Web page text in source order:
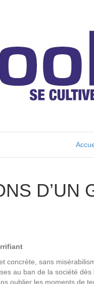
D’UN
concrète, sans
au ban de la société
oublier les moments de